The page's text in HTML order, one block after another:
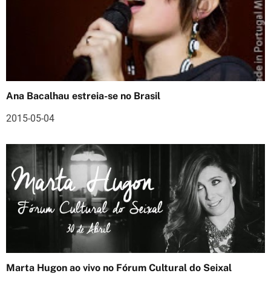
d
i
s
Ana Bacalhau estreia-se no Brasil
2015-05-04
Marta Hugon ao vivo no Fórum Cultural do Seixal